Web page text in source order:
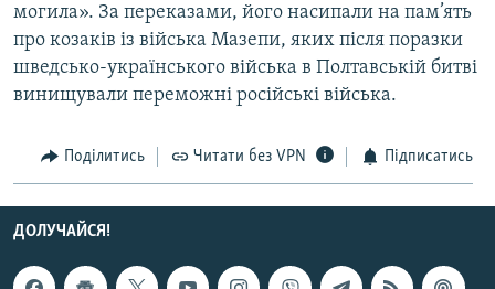
могила». За переказами, його насипали на пам’ять
про козаків із війська Мазепи, яких після поразки
шведсько-українського війська в Полтавській битві
винищували переможні російські війська.
Поділитись Читати без VPN Підписатись
ДОЛУЧАЙСЯ!